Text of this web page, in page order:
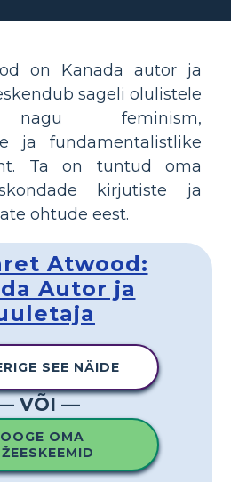
on Kanada autor ja
sageli olulistele
nagu feminism,
ja fundamentalistlike
Ta on tuntud oma
kirjutiste ja
ohtude eest.
Atwood:
Autor ja
SEE NÄIDE
VÕI —
OMA